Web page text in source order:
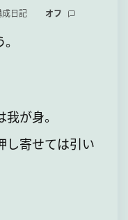
成日記 オフ
が身。
し寄せては引い